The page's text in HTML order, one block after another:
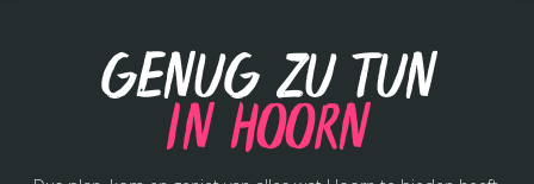
Genug zu tun
in Hoorn